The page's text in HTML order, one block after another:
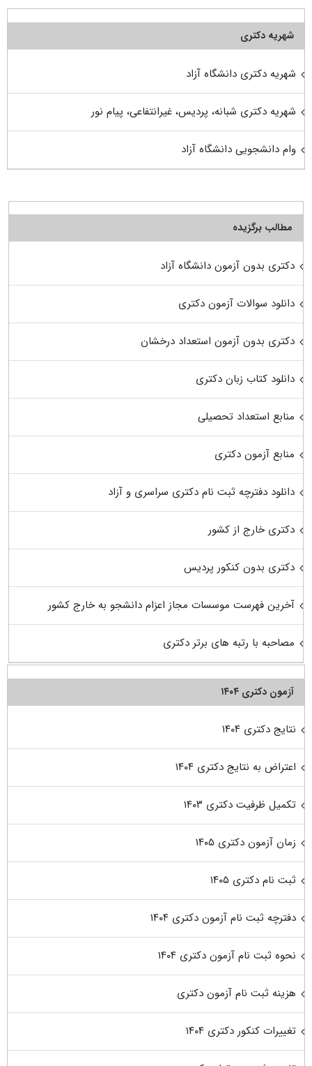
شهریه دکتری
شهریه دکتری دانشگاه آزاد
شهریه دکتری شبانه، پردیس، غیرانتفاعی، پیام نور
وام دانشجویی دانشگاه آزاد
مطالب برگزیده
دکتری بدون آزمون دانشگاه آزاد
دانلود سوالات آزمون دکتری
دکتری بدون آزمون استعداد درخشان
دانلود کتاب زبان دکتری
منابع استعداد تحصیلی
منابع آزمون دکتری
دانلود دفترچه ثبت نام دکتری سراسری و آزاد
دکتری خارج از کشور
دکتری بدون کنکور پردیس
آخرین فهرست موسسات مجاز اعزام دانشجو به خارج کشور
مصاحبه با رتبه های برتر دکتری
آزمون دکتری ۱۴۰۴
نتایج دکتری ۱۴۰۴
اعتراض به نتایج دکتری ۱۴۰۴
تکمیل ظرفیت دکتری ۱۴۰۳
زمان آزمون دکتری ۱۴۰۵
ثبت نام دکتری ۱۴۰۵
دفترچه ثبت نام آزمون دکتری ۱۴۰۴
نحوه ثبت نام آزمون دکتری ۱۴۰۴
هزینه ثبت نام آزمون دکتری
تغییرات کنکور دکتری ۱۴۰۴